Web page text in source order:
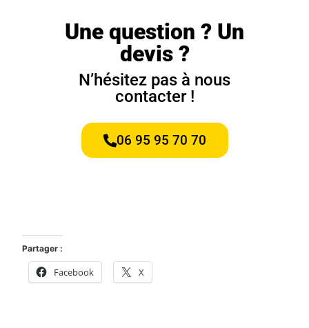
Une question ? Un
devis ?
N’hésitez pas à nous
contacter !
06 95 95 70 70
Partager :
Facebook X